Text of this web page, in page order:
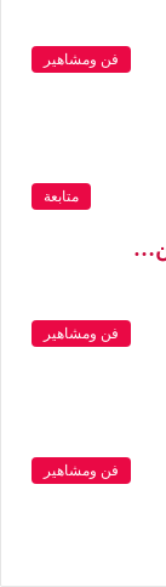
فن ومشاهير
متابعة
فن ومشاهير
فن ومشاهير